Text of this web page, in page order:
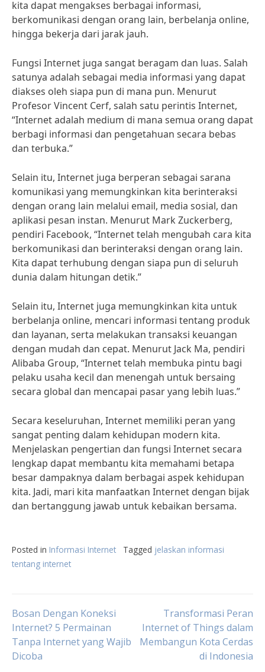
kita dapat mengakses berbagai informasi,
berkomunikasi dengan orang lain, berbelanja online,
hingga bekerja dari jarak jauh.
Fungsi Internet juga sangat beragam dan luas. Salah
satunya adalah sebagai media informasi yang dapat
diakses oleh siapa pun di mana pun. Menurut
Profesor Vincent Cerf, salah satu perintis Internet,
“Internet adalah medium di mana semua orang dapat
berbagi informasi dan pengetahuan secara bebas
dan terbuka.”
Selain itu, Internet juga berperan sebagai sarana
komunikasi yang memungkinkan kita berinteraksi
dengan orang lain melalui email, media sosial, dan
aplikasi pesan instan. Menurut Mark Zuckerberg,
pendiri Facebook, “Internet telah mengubah cara kita
berkomunikasi dan berinteraksi dengan orang lain.
Kita dapat terhubung dengan siapa pun di seluruh
dunia dalam hitungan detik.”
Selain itu, Internet juga memungkinkan kita untuk
berbelanja online, mencari informasi tentang produk
dan layanan, serta melakukan transaksi keuangan
dengan mudah dan cepat. Menurut Jack Ma, pendiri
Alibaba Group, “Internet telah membuka pintu bagi
pelaku usaha kecil dan menengah untuk bersaing
secara global dan mencapai pasar yang lebih luas.”
Secara keseluruhan, Internet memiliki peran yang
sangat penting dalam kehidupan modern kita.
Menjelaskan pengertian dan fungsi Internet secara
lengkap dapat membantu kita memahami betapa
besar dampaknya dalam berbagai aspek kehidupan
kita. Jadi, mari kita manfaatkan Internet dengan bijak
dan bertanggung jawab untuk kebaikan bersama.
Posted in Informasi Internet Tagged jelaskan informasi
tentang internet
Post
navigation
Bosan Dengan Koneksi
Internet? 5 Permainan
Tanpa Internet yang Wajib
Dicoba
Transformasi Peran
Internet of Things dalam
Membangun Kota Cerdas
di Indonesia